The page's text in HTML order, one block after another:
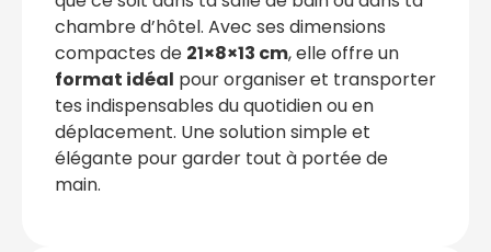
chambre d’hôtel. Avec ses dimensions
compactes de 21×8×13 cm, elle offre un
format idéal pour organiser et transporter
tes indispensables du quotidien ou en
déplacement. Une solution simple et
élégante pour garder tout à portée de
main.